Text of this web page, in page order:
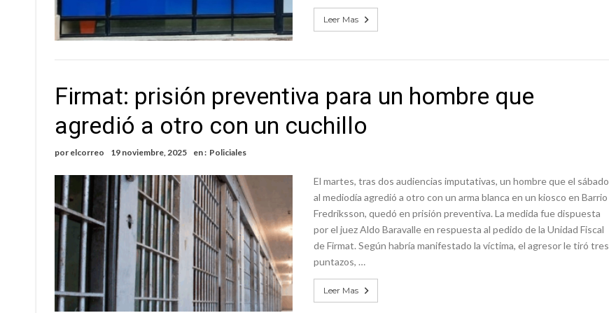
Leer Mas
Firmat: prisión preventiva para un hombre que
agredió a otro con un cuchillo
por elcorreo 19 noviembre, 2025 en : Policiales
El martes, tras dos audiencias imputativas, un hombre que el sábado
al mediodía agredió a otro con un arma blanca en un kiosco en Barrio
Fredriksson, quedó en prisión preventiva. La medida fue dispuesta
por el juez Aldo Baravalle en respuesta al pedido de la Unidad Fiscal
de Firmat. Según habría manifestado la víctima, el agresor le tiró tres
puntazos, …
Leer Mas